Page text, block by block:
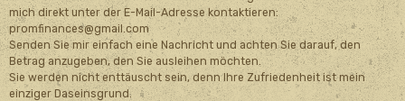
mich direkt unter der E-Mail-Adresse kontaktieren:
promfinances@gmail.com
Senden Sie mir einfach eine Nachricht und achten Sie darauf, den
Betrag anzugeben, den Sie ausleihen möchten.
Sie werden nicht enttäuscht sein, denn Ihre Zufriedenheit ist mein
einziger Daseinsgrund.